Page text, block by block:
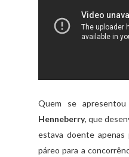
Quem se
Henneberry, que
estava doente apenas
páreo para a